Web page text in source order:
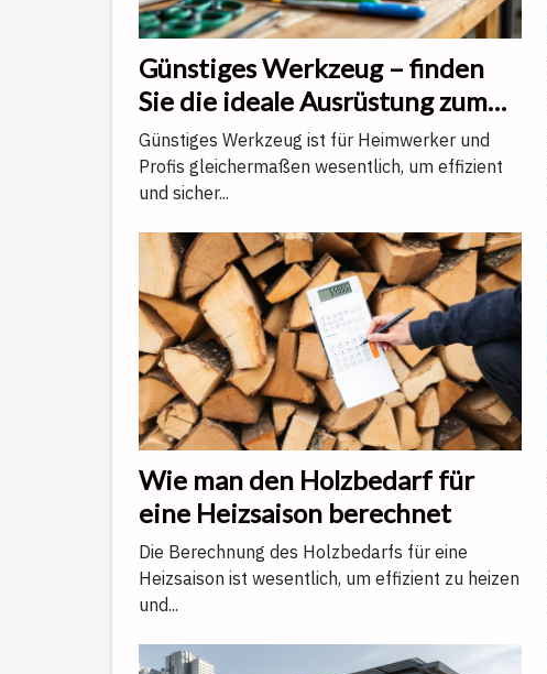
Günstiges Werkzeug – finden
Sie die ideale Ausrüstung zum
reduzierten Preis
Günstiges Werkzeug ist für Heimwerker und
Profis gleichermaßen wesentlich, um effizient
und sicher...
Wie man den Holzbedarf für
eine Heizsaison berechnet
Die Berechnung des Holzbedarfs für eine
Heizsaison ist wesentlich, um effizient zu heizen
und...